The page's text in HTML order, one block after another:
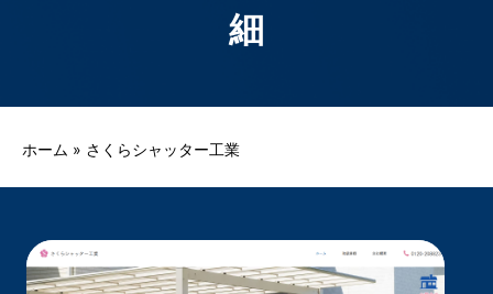
細
ホーム » さくらシャッター工業